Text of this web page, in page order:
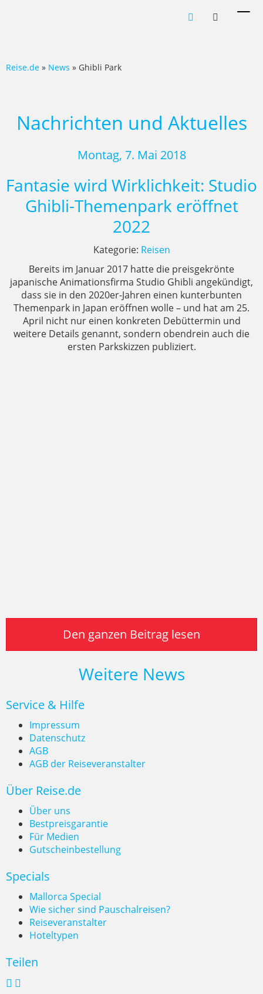
Reise.de » News » Ghibli Park
Nachrichten und Aktuelles
Montag, 7. Mai 2018
Fantasie wird Wirklichkeit: Studio
Ghibli-Themenpark eröffnet
2022
Kategorie: Reisen
Bereits im Januar 2017 hatte die preisgekrönte
japanische Animationsfirma Studio Ghibli angekündigt,
dass sie in den 2020er-Jahren einen kunterbunten
Themenpark in Japan eröffnen wolle – und hat am 25.
April nicht nur einen konkreten Debüttermin und
weitere Details genannt, sondern obendrein auch die
ersten Parkskizzen publiziert.
Den ganzen Beitrag lesen
Weitere News
Service & Hilfe
Impressum
Datenschutz
AGB
AGB der Reiseveranstalter
Über Reise.de
Über uns
Bestpreisgarantie
Für Medien
Gutscheinbestellung
Specials
Mallorca Special
Wie sicher sind Pauschalreisen?
Reiseveranstalter
Hoteltypen
Teilen